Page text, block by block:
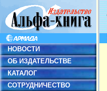
НОВОСТИ
ОБ ИЗДАТЕЛЬСТВЕ
КАТАЛОГ
СОТРУДНИЧЕСТВО